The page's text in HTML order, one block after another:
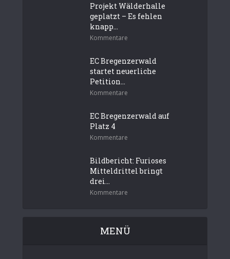
Projekt Wälderhalle
geplatzt – Es fehlen
knapp...
Kommentare
EC Bregenzerwald
startet neuerliche
Petition...
Kommentare
EC Bregenzerwald auf
Platz 4
Kommentare
Bildbericht: Furioses
Mitteldrittel bringt
drei...
Kommentare
MENÜ